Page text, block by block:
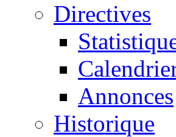
Directives
Annonces
Historique